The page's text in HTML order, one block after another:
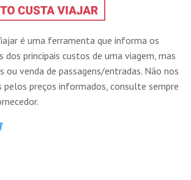
é uma ferramenta que informa os
dos principais custos de uma viagem, mas
ou venda de passagens/entradas. Não nos
pelos preços informados, consulte sempre